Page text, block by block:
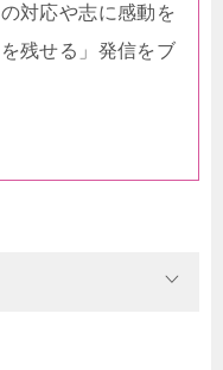
対応や志に感動を
残せる」発信をブ